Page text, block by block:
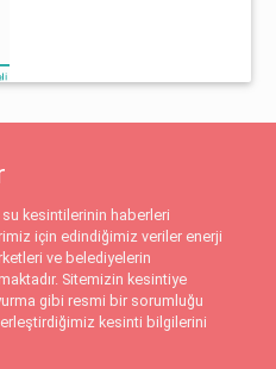
kesintilerinin haberleri
için edindiğimiz veriler enerji
ve belediyelerin
Sitemizin kesintiye
gibi resmi bir sorumluğu
kesinti bilgilerini